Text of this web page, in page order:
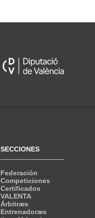
SECCIONES
Federación
Competiciones
Certificados
VALENTA
Árbitræs
Entrenadoræs